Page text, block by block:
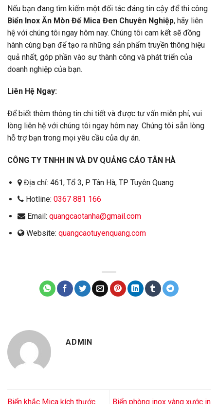
Nếu bạn đang tìm kiếm một đối tác đáng tin cậy để thi công
Biển Inox Ăn Mòn Đế Mica Đen Chuyên Nghiệp, hãy liên
hệ với chúng tôi ngay hôm nay. Chúng tôi cam kết sẽ đồng
hành cùng bạn để tạo ra những sản phẩm truyền thông hiệu
quả nhất, góp phần vào sự thành công và phát triển của
doanh nghiệp của bạn.
Liên Hệ Ngay:
Để biết thêm thông tin chi tiết và được tư vấn miễn phí, vui
lòng liên hệ với chúng tôi ngay hôm nay. Chúng tôi sẵn lòng
hỗ trợ bạn trong mọi yêu cầu của dự án.
CÔNG TY TNHH IN VÀ DV QUẢNG CÁO TÂN HÀ
Địa chỉ: 461, Tổ 3, P. Tân Hà, TP Tuyên Quang
Hotline: 0367 881 166
Email: quangcaotanha@gmail.com
Website: quangcaotuyenquang.com
ADMIN
Biển khắc Mica kích thước Biển phòng inox vàng xước in